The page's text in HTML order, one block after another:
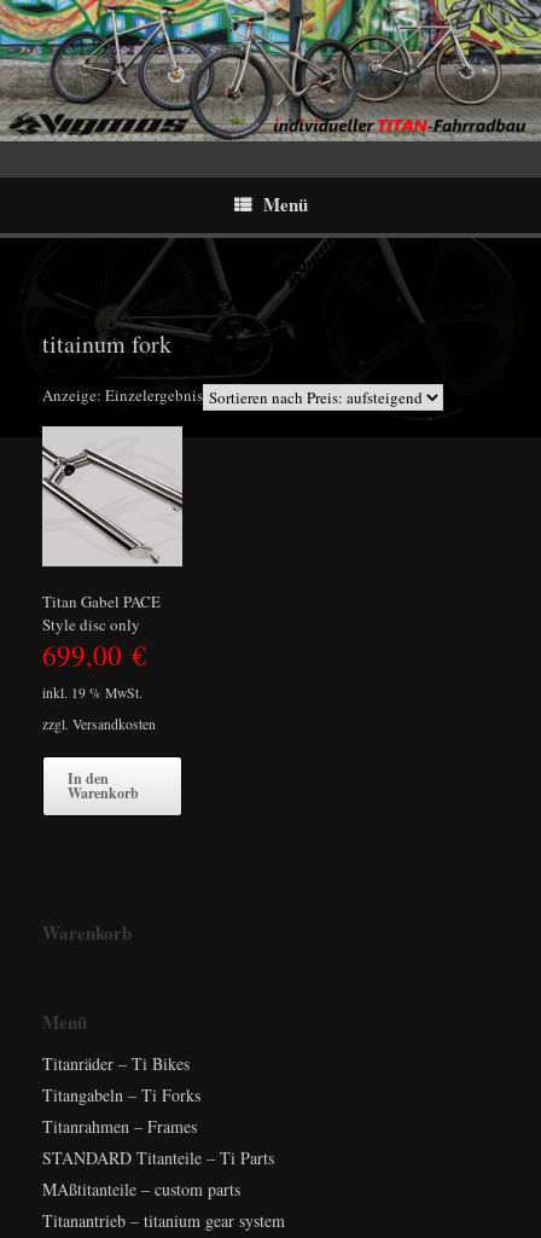
Menü
titainum fork
Anzeige: Einzelergebnis
Titan Gabel PACE
Style disc only
699,00 €
inkl. 19 % MwSt.
zzgl. Versandkosten
In den
Warenkorb
Warenkorb
Menü
Titanräder – Ti Bikes
Titangabeln – Ti Forks
Titanrahmen – Frames
STANDARD Titanteile – Ti Parts
MAßtitanteile – custom parts
Titanantrieb – titanium gear system